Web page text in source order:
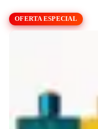
OFERTA ESPECIAL